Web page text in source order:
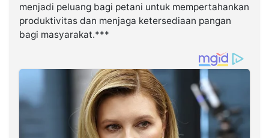
menjadi peluang bagi petani untuk mempertahankan
produktivitas dan menjaga ketersediaan pangan
bagi masyarakat.***